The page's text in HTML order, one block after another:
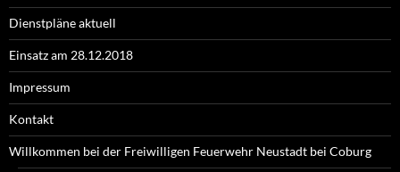
Dienstpläne aktuell
Einsatz am 28.12.2018
Impressum
Kontakt
Willkommen bei der Freiwilligen Feuerwehr Neustadt bei Coburg